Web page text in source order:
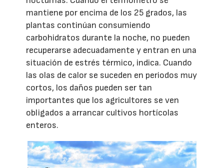
mantiene por encima de los 25 grados, las
plantas continúan consumiendo
carbohidratos durante la noche, no pueden
recuperarse adecuadamente y entran en una
situación de estrés térmico, indica. Cuando
las olas de calor se suceden en periodos muy
cortos, los daños pueden ser tan
importantes que los agricultores se ven
obligados a arrancar cultivos hortícolas
enteros.